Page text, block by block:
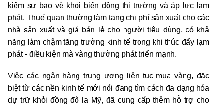
kiếm sự bảo vệ khỏi biến động thị trường và áp lực lạm
phát. Thuế quan thường làm tăng chi phí sản xuất cho các
nhà sản xuất và giá bán lẻ cho người tiêu dùng, có khả
năng làm chậm tăng trưởng kinh tế trong khi thúc đẩy lạm
phát - điều kiện mà vàng thường phát triển mạnh.
Việc các ngân hàng trung ương liên tục mua vàng, đặc
biệt từ các nền kinh tế mới nổi đang tìm cách đa dạng hóa
dự trữ khỏi đồng đô la Mỹ, đã cung cấp thêm hỗ trợ cho